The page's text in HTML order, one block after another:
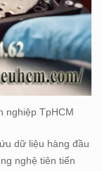
nghiệp TpHCM
dữ liệu hàng đầu
nghệ tiên tiến